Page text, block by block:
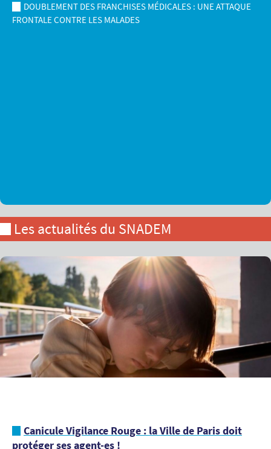
DOUBLEMENT DES FRANCHISES MÉDICALES : UNE ATTAQUE
FRONTALE CONTRE LES MALADES
Les actualités du SNADEM
Canicule Vigilance Rouge : la Ville de Paris doit
protéger ses agent-es !